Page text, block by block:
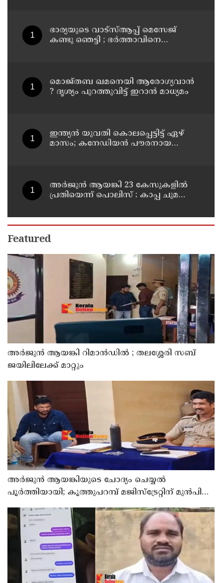
ഭാര്യയുടെ വാട്സ്ആപ്പ് മെസേജ്
കണ്ടു ഞെട്ടി ; ഭര്‍ത്താവിനെ
യുവതിയും സുഹൃത്തും ഒളിവില്‍
മൊജ്തബ ഖമനെയി ആരോഗ്യവാന്‍
? ദൃശ്യം പുറത്തുവിട്ട് ഇറാന്‍ മാധ്യമം
ഇന്ത്യന്‍ യുവതി കൊലപ്പെട്ടിട്ട് ഏഴ്
മാസം; കനേഡിയന്‍ പൗരനായ
അര്‍ജുന്‍ ആയങ്കി 23 കേസുകളില്‍
പ്രതിയെന്ന് പൊലിസ് : കാപ്പ ചുമത്തി
Featured
അര്‍ജുന്‍ ആയങ്കി റിമാന്‍ഡില്‍ ; തലശ്ശേരി സബ്
ജയിലിലേക്ക് മാറ്റും
അര്‍ജുന്‍ ആയങ്കിയുടെ ചോദ്യം ചെയ്യല്‍
പൂര്‍ത്തിയായി; കൂത്തുപറമ്പ് മജിസ്ട്രേറ്റിന് മുൻപില്‍